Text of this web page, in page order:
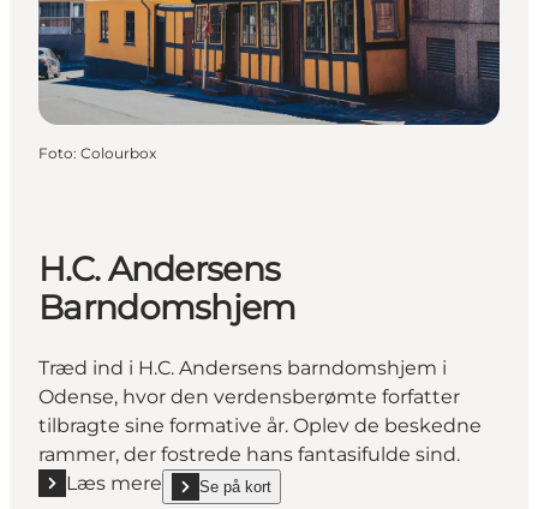
Foto: Colourbox
H.C. Andersens
Barndomshjem
Træd ind i H.C. Andersens barndomshjem i
Odense, hvor den verdensberømte forfatter
tilbragte sine formative år. Oplev de beskedne
rammer, der fostrede hans fantasifulde sind.
Læs mere
Læs mere "H.C. Andersens Barndomshjem"
Se på kort
show H.C. Andersens Barndomshjem on_map